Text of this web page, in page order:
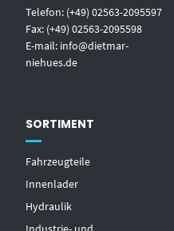
Telefon: (+49) 02563-2095597
Fax: (+49) 02563-2095598
E-mail: info@dietmar-
niehues.de
SORTIMENT
Fahrzeugteile
Innenlader
Hydraulik